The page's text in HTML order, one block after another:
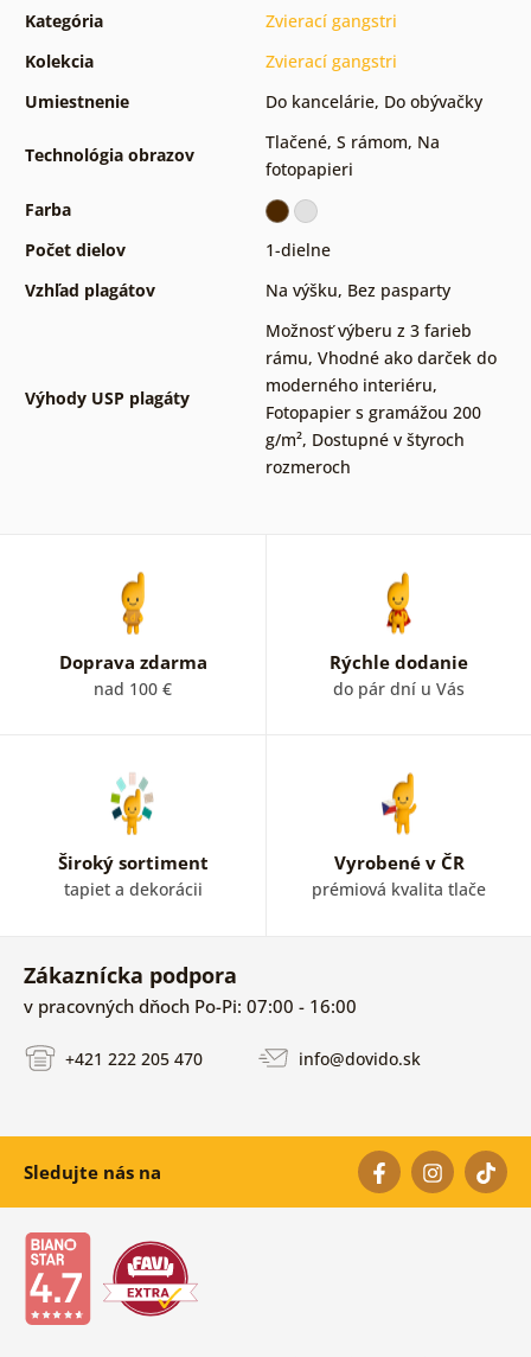
Kategória
Zvierací gangstri
Kolekcia
Zvierací gangstri
Umiestnenie
Do kancelárie, Do obývačky
Technológia obrazov
Tlačené, S rámom, Na
fotopapieri
Farba
Počet dielov
1-dielne
Vzhľad plagátov
Na výšku, Bez pasparty
Výhody USP plagáty
Možnosť výberu z 3 farieb
rámu, Vhodné ako darček do
moderného interiéru,
Fotopapier s gramážou 200
g/m², Dostupné v štyroch
rozmeroch
Doprava zdarma
nad 100 €
Rýchle dodanie
do pár dní u Vás
Široký sortiment
tapiet a dekorácii
Vyrobené v ČR
prémiová kvalita tlače
Zákaznícka podpora
v pracovných dňoch Po-Pi: 07:00 - 16:00
+421 222 205 470 info@dovido.sk
Sledujte nás na